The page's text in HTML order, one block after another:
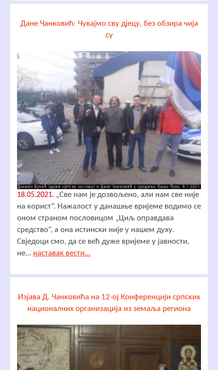
Дане Чанковић: Чувајмо сву дјецу, без обзира чија
су
18.05.2021. „Све нам је дозвољено, али нам све није
на корист“. Нажалост у данашње вријеме водимо се
оном страном пословицом „Циљ оправдава
средство“, а она истински није у нашем духу.
Свједоци смо, да се већ дуже вријеме у јавности,
не... наставак вести...
Изјава Д. Чанковића на 12-ој Конференцији српских
националних организација из земаља региона